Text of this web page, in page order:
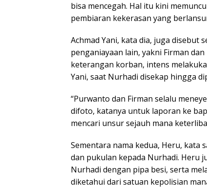
bisa mencegah. Hal itu kini
pembiaran kekerasan yang
Achmad Yani, kata dia, juga disebut
penganiayaan lain, yakni Firman
keterangan korban, intens
Yani, saat Nurhadi disekap hingga
“Purwanto dan Firman selalu
difoto, katanya untuk laporan ke
mencari unsur sejauh mana
Sementara nama kedua, Heru, kata
dan pukulan kepada Nurhadi. Heru
Nurhadi dengan pipa besi, serta
diketahui dari satuan kepolisian